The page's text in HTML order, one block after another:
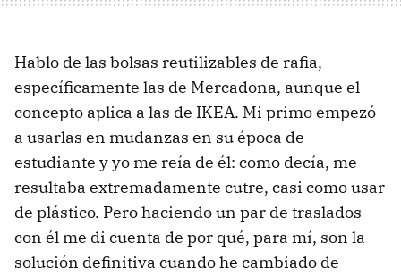
Hablo de las bolsas reutilizables de rafia,
específicamente las de Mercadona, aunque el
concepto aplica a las de IKEA. Mi primo empezó
a usarlas en mudanzas en su época de
estudiante y yo me reía de él: como decía, me
resultaba extremadamente cutre, casi como usar
de plástico. Pero haciendo un par de traslados
con él me di cuenta de por qué, para mí, son la
solución definitiva cuando he cambiado de